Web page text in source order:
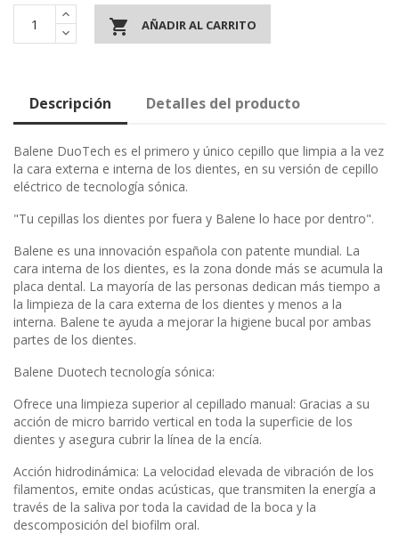
 AÑADIR AL CARRITO
Descripción Detalles del producto
Balene DuoTech es el primero y único cepillo que limpia a la vez
la cara externa e interna de los dientes, en su versión de cepillo
eléctrico de tecnología sónica.
"Tu cepillas los dientes por fuera y Balene lo hace por dentro".
Balene es una innovación española con patente mundial. La
cara interna de los dientes, es la zona donde más se acumula la
placa dental. La mayoría de las personas dedican más tiempo a
la limpieza de la cara externa de los dientes y menos a la
interna. Balene te ayuda a mejorar la higiene bucal por ambas
partes de los dientes.
Balene Duotech tecnología sónica:
Ofrece una limpieza superior al cepillado manual: Gracias a su
acción de micro barrido vertical en toda la superficie de los
dientes y asegura cubrir la línea de la encía.
Acción hidrodinámica: La velocidad elevada de vibración de los
filamentos, emite ondas acústicas, que transmiten la energía a
través de la saliva por toda la cavidad de la boca y la
descomposición del biofilm oral.